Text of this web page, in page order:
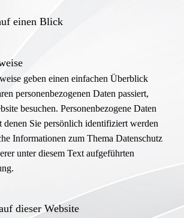
einen Blick
geben einen einfachen Überblick
personenbezogenen Daten passiert,
besuchen. Personenbezogene Daten
denen Sie persönlich identifiziert werden
Informationen zum Thema Datenschutz
unter diesem Text aufgeführten
dieser Website